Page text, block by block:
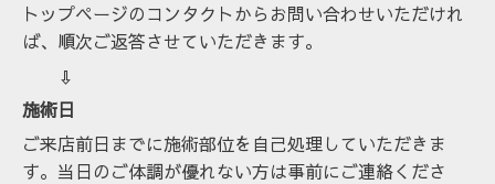
トップページのコンタクトからお問い合わせいただけれ
ば、順次ご返答させていただきます。
⇩
施術日
ご来店前日までに施術部位を自己処理していただきま
す。当日のご体調が優れない方は事前にご連絡くださ